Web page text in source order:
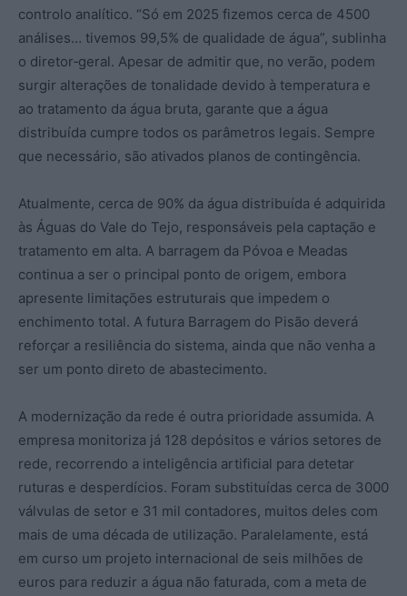
controlo analítico. “Só em 2025 fizemos cerca de 4500
análises… tivemos 99,5% de qualidade de água”, sublinha
o diretor‑geral. Apesar de admitir que, no verão, podem
surgir alterações de tonalidade devido à temperatura e
ao tratamento da água bruta, garante que a água
distribuída cumpre todos os parâmetros legais. Sempre
que necessário, são ativados planos de contingência.
Atualmente, cerca de 90% da água distribuída é adquirida
às Águas do Vale do Tejo, responsáveis pela captação e
tratamento em alta. A barragem da Póvoa e Meadas
continua a ser o principal ponto de origem, embora
apresente limitações estruturais que impedem o
enchimento total. A futura Barragem do Pisão deverá
reforçar a resiliência do sistema, ainda que não venha a
ser um ponto direto de abastecimento.
A modernização da rede é outra prioridade assumida. A
empresa monitoriza já 128 depósitos e vários setores de
rede, recorrendo a inteligência artificial para detetar
ruturas e desperdícios. Foram substituídas cerca de 3000
válvulas de setor e 31 mil contadores, muitos deles com
mais de uma década de utilização. Paralelamente, está
em curso um projeto internacional de seis milhões de
euros para reduzir a água não faturada, com a meta de